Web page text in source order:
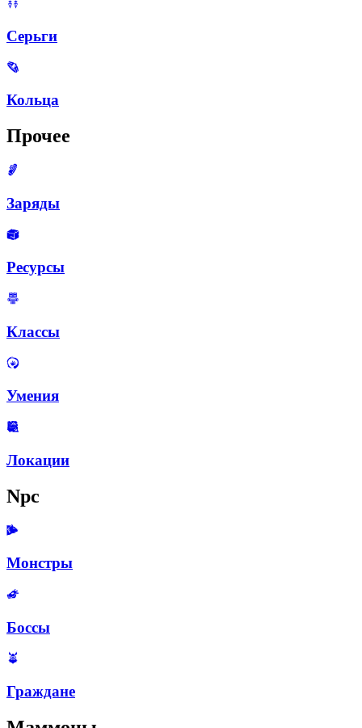
Серьги
Кольца
Прочее
Заряды
Ресурсы
Классы
Умения
Локации
Npc
Монстры
Боссы
Граждане